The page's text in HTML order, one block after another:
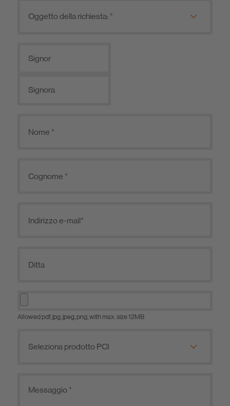
Signor
Signora
Allowed pdf, jpg, jpeg, png, with max. size 12MB